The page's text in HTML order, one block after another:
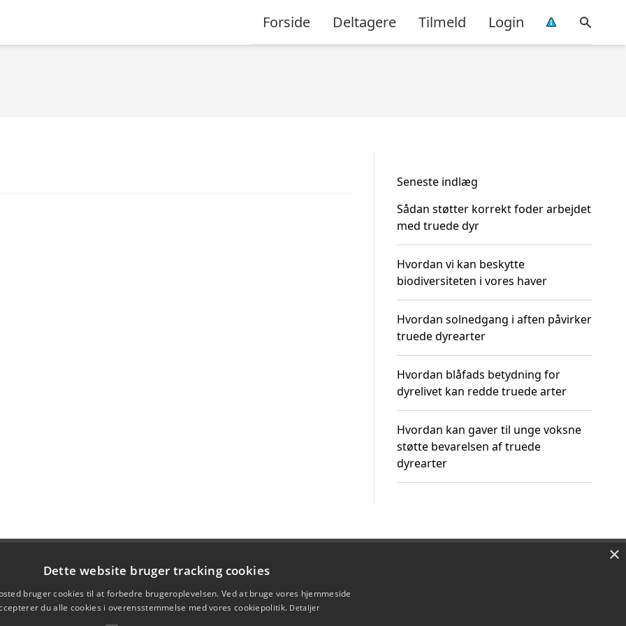
Forside Deltagere Tilmeld Login
Seneste indlæg
Sådan støtter korrekt foder arbejdet
med truede dyr
Hvordan vi kan beskytte
biodiversiteten i vores haver
Hvordan solnedgang i aften påvirker
truede dyrearter
Hvordan blåfads betydning for
dyrelivet kan redde truede arter
Hvordan kan gaver til unge voksne
støtte bevarelsen af truede
dyrearter
×
Dette website bruger tracking cookies
bruger cookies til at forbedre brugeroplevelsen. Ved at bruge vores hjemmeside
du alle cookies i overensstemmelse med vores cookiepolitik. Detaljer